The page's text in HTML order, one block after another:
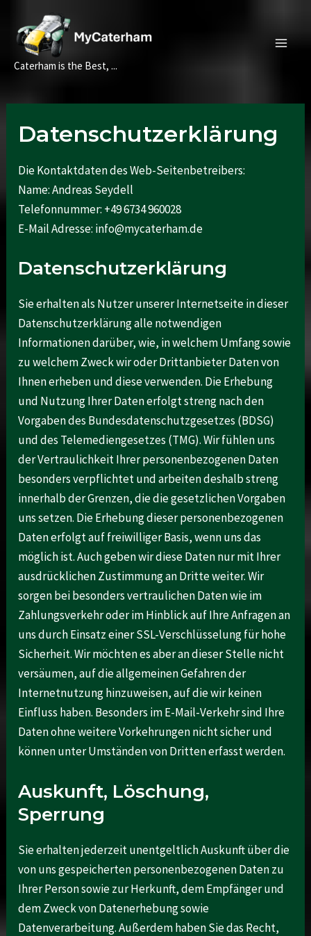
Inhalt
springen
Caterham is the Best, ...
Datenschutzerklärung
Die Kontaktdaten des Web-Seitenbetreibers:
Name: Andreas Seydell
Telefonnummer: +49 6734 960028
E-Mail Adresse: info@mycaterham.de
Datenschutzerklärung
Sie erhalten als Nutzer unserer Internetseite in dieser
Datenschutzerklärung alle notwendigen
Informationen darüber, wie, in welchem Umfang sowie
zu welchem Zweck wir oder Drittanbieter Daten von
Ihnen erheben und diese verwenden. Die Erhebung
und Nutzung Ihrer Daten erfolgt streng nach den
Vorgaben des Bundesdatenschutzgesetzes (BDSG)
und des Telemediengesetzes (TMG). Wir fühlen uns
der Vertraulichkeit Ihrer personenbezogenen Daten
besonders verpflichtet und arbeiten deshalb streng
innerhalb der Grenzen, die die gesetzlichen Vorgaben
uns setzen. Die Erhebung dieser personenbezogenen
Daten erfolgt auf freiwilliger Basis, wenn uns das
möglich ist. Auch geben wir diese Daten nur mit Ihrer
ausdrücklichen Zustimmung an Dritte weiter. Wir
sorgen bei besonders vertraulichen Daten wie im
Zahlungsverkehr oder im Hinblick auf Ihre Anfragen an
uns durch Einsatz einer SSL-Verschlüsselung für hohe
Sicherheit. Wir möchten es aber an dieser Stelle nicht
versäumen, auf die allgemeinen Gefahren der
Internetnutzung hinzuweisen, auf die wir keinen
Einfluss haben. Besonders im E-Mail-Verkehr sind Ihre
Daten ohne weitere Vorkehrungen nicht sicher und
können unter Umständen von Dritten erfasst werden.
Auskunft, Löschung,
Sperrung
Sie erhalten jederzeit unentgeltlich Auskunft über die
von uns gespeicherten personenbezogenen Daten zu
Ihrer Person sowie zur Herkunft, dem Empfänger und
dem Zweck von Datenerhebung sowie
Datenverarbeitung. Außerdem haben Sie das Recht,